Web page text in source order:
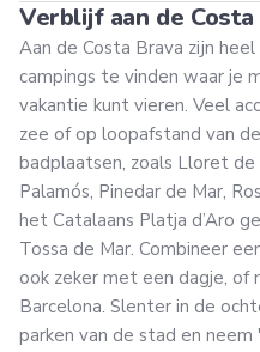
Verblijf aan de Costa
Aan de Costa Brava zijn
campings te vinden waar je
vakantie kunt vieren. Veel
zee of op loopafstand van
badplaatsen, zoals Lloret de
Palamós, Pinedar de Mar,
het Catalaans Platja d’Aro
Tossa de Mar. Combineer
ook zeker met een dagje, of
Barcelona. Slenter in de
parken van de stad en neem